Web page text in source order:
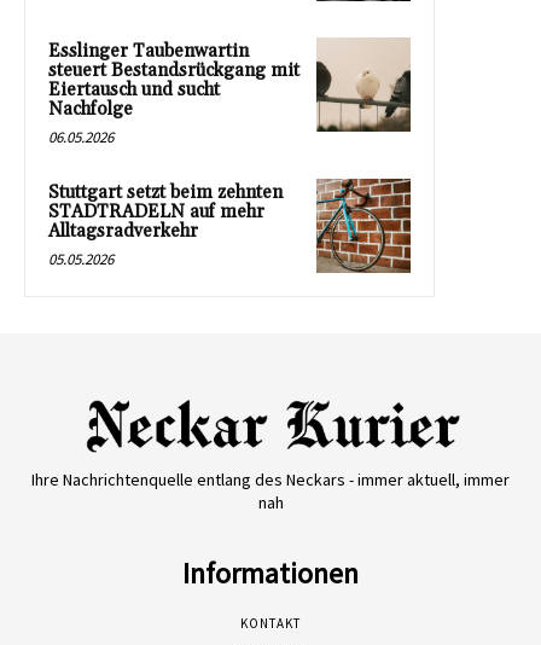
Esslinger Taubenwartin
steuert Bestandsrückgang mit
Eiertausch und sucht
Nachfolge
06.05.2026
Stuttgart setzt beim zehnten
STADTRADELN auf mehr
Alltagsradverkehr
05.05.2026
Ihre Nachrichtenquelle entlang des Neckars - immer aktuell, immer
nah
Informationen
KONTAKT